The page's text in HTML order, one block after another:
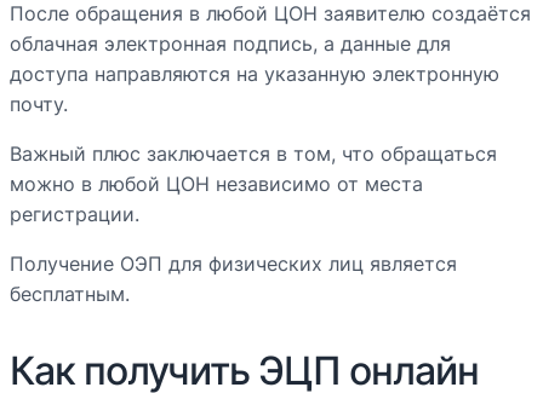
После обращения в любой ЦОН заявителю создаётся
облачная электронная подпись, а данные для
доступа направляются на указанную электронную
почту.
Важный плюс заключается в том, что обращаться
можно в любой ЦОН независимо от места
регистрации.
Получение ОЭП для физических лиц является
бесплатным.
Как получить ЭЦП онлайн